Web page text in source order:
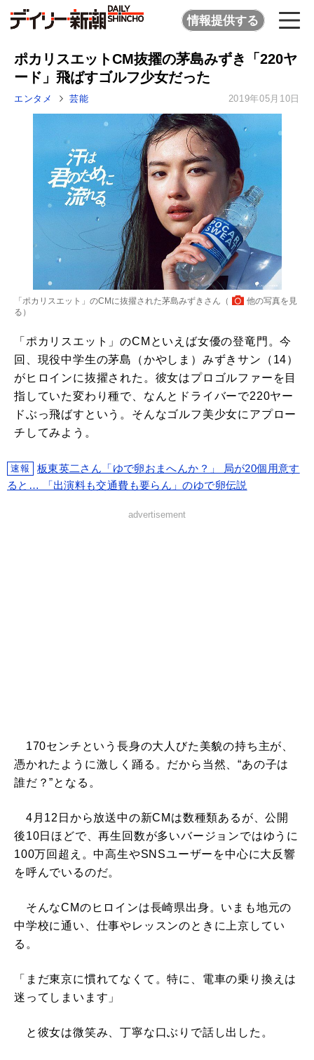
情報提供する
ポカリスエットCM抜擢の茅島みずき「220ヤ
ード」飛ばすゴルフ少女だった
エンタメ 芸能 2019年05月10日
「ポカリスエット」のCMに抜擢された茅島みずきさん（
他の写真を見
る ）
「ポカリスエット」のCMといえば女優の登竜門。今
回、現役中学生の茅島（かやしま）みずきサン（14）
がヒロインに抜擢された。彼女はプロゴルファーを目
指していた変わり種で、なんとドライバーで220ヤー
ドぶっ飛ばすという。そんなゴルフ美少女にアプロー
チしてみよう。
速報
板東英二さん「ゆで卵おまへんか？」 局が20個用意す
ると… 「出演料も交通費も要らん」のゆで卵伝説
advertisement
170センチという長身の大人びた美貌の持ち主が、
憑かれたように激しく踊る。だから当然、“あの子は
誰だ？”となる。
4月12日から放送中の新CMは数種類あるが、公開
後10日ほどで、再生回数が多いバージョンではゆうに
100万回超え。中高生やSNSユーザーを中心に大反響
を呼んでいるのだ。
そんなCMのヒロインは長崎県出身。いまも地元の
中学校に通い、仕事やレッスンのときに上京してい
る。
「まだ東京に慣れてなくて。特に、電車の乗り換えは
迷ってしまいます」
と彼女は微笑み、丁寧な口ぶりで話し出した。